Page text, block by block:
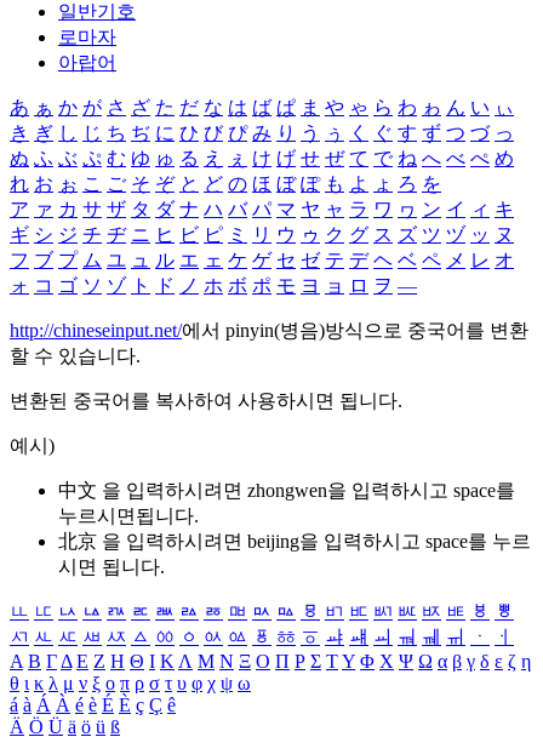
일반기호
로마자
아랍어
あ ぁ か が さ ざ た だ な は ば ぱ ま や ゃ ら わ ゎ ん い ぃ
き ぎ し じ ち ぢ に ひ び ぴ み り う ぅ く ぐ す ず つ づ っ
ぬ ふ ぶ ぷ む ゆ ゅ る え ぇ け げ せ ぜ て で ね へ べ ぺ め
れ お ぉ こ ご そ ぞ と ど の ほ ぼ ぽ も よ ょ ろ を
ア ァ カ サ ザ タ ダ ナ ハ バ パ マ ヤ ャ ラ ワ ヮ ン イ ィ キ
ギ シ ジ チ ヂ ニ ヒ ビ ピ ミ リ ウ ゥ ク グ ス ズ ツ ヅ ッ ヌ
フ ブ プ ム ユ ュ ル エ ェ ケ ゲ セ ゼ テ デ ヘ ベ ペ メ レ オ
ォ コ ゴ ソ ゾ ト ド ノ ホ ボ ポ モ ヨ ョ ロ ヲ ―
http://chineseinput.net/에서 pinyin(병음)방식으로 중국어를 변환
할 수 있습니다.
변환된 중국어를 복사하여 사용하시면 됩니다.
예시)
中文 을 입력하시려면 zhongwen을 입력하시고 space를
누르시면됩니다.
北京 을 입력하시려면 beijing을 입력하시고 space를 누르
시면 됩니다.
ㅥ ㅦ ㅧ ㅨ ㅩ ㅪ ㅫ ㅬ ㅭ ㅮ ㅯ ㅰ ㅱ ㅲ ㅳ ㅴ ㅵ ㅶ ㅷ ㅸ
ㅹ
ㅺ ㅻ ㅼ ㅽ ㅾ ㅿ ㆀ ㆁ ㆂ ㆃ ㆄ ㆅ ㆆ ㆇ ㆈ ㆉ ㆊ ㆋ ㆌ ㆍ
ㆎ
Α Β ΓΔ Ε Ζ Η Θ Ι ΚΛ Μ Ν Ξ Ο Π Ρ Σ ΤΥ Φ Χ Ψ Ω α β γ δ ε ζ η
θ ι κ λ μ ν ξ ο π ρ σ τ υ φ χ ψ ω
á à Á À é è É È ç Ç ê
Ä Ö Ü ä ö ü ß